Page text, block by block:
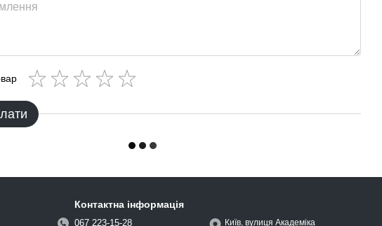
Контактна інформація
067 223-15-28 Київ, вулиця Академіка